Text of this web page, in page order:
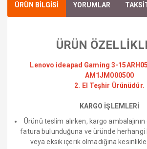
ÜRÜN BİLGİSİ YORUMLAR
ÜRÜN
Lenovo ideapad Gaming 3-
AM1JM000500
2. El Teşhir Ürünüdür.
KARGO İŞLEMLERİ
Ürünü teslim alırken, kargo
fatura bulunduğuna ve üründe
veya eksik içerik olmadığına